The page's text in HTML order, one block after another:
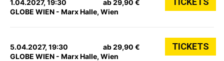
1.04.2027, 19:30
GLOBE WIEN - Marx Halle, Wien
ab 29,90 €
5.04.2027, 19:30
GLOBE WIEN - Marx Halle, Wien
ab 29,90 € TICKETS